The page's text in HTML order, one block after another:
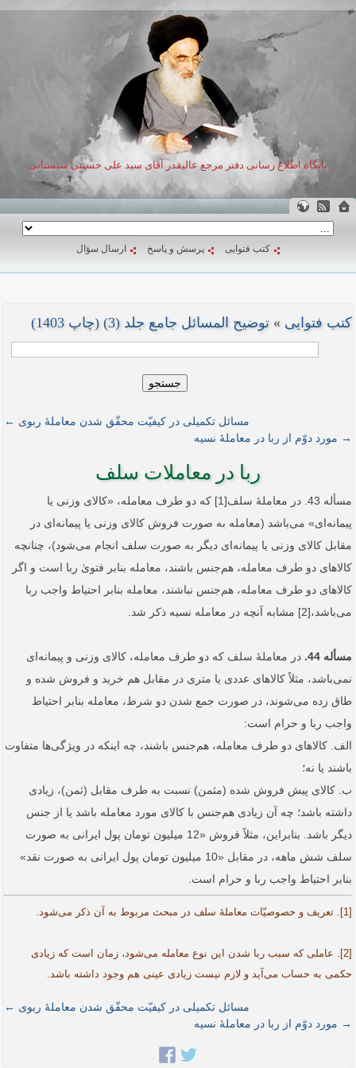
پایگاه اطلاع رسانی دفتر مرجع عالیقدر آقای سید علی حسینی سیستانی
کتب فتوایی پرسش و پاسخ ارسال سؤال
کتب فتوایی » توضیح المسائل جامع جلد (3) (چاپ 1403)
جستجو
مسائل تکمیلی در کیفیّت محقّق شدن معاملۀ ربوی ←
→ مورد دوّم از ربا در معاملۀ نسیه
ربا در معاملات سلف
مسأله 43. در معاملۀ سلف[1] که دو طرف معامله، «کالای وزنی یا
پیمانه‌ای» می‌باشد (معامله به صورت فروش کالای وزنی یا پیمانه‌ای در
مقابل کالای وزنی یا پیمانه‌ای دیگر به صورت سلف انجام می‌شود)، چنانچه
کالاهای دو طرف معامله، هم‌جنس باشند، معامله بنابر فتویٰ ربا است و اگر
کالاهای دو طرف معامله، هم‌جنس نباشند، معامله بنابر احتیاط واجب ربا
می‌باشد،[2] مشابه آنچه در معامله نسیه ذکر شد.
مسأله 44.
در معاملۀ سلف که دو طرف معامله، کالای وزنی و پیمانه‌ای
نمی‌باشد، مثلاً کالاهای عددی یا متری در مقابل هم خرید و فروش شده و
طاق زده می‌شوند، در صورت جمع شدن دو شرط، معامله بنابر احتیاط
واجب ربا و حرام است:
الف. کالاهای دو طرف معامله، هم‌جنس باشند، چه اینکه در ویژگی‌ها متفاوت
باشند یا نه؛
ب. کالای پیش فروش شده (مثمن) نسبت به طرف مقابل (ثمن)، زیادی
داشته باشد؛ چه آن زیادی هم‌جنس با کالای مورد معامله باشد یا از جنس
دیگر باشد. بنابراین، مثلاً فروش «12 میلیون تومان پول ایرانی به صورت
سلف شش ماهه، در مقابل «10 میلیون تومان پول ایرانی به صورت نقد»
بنابر احتیاط واجب ربا و حرام است.
[1]. تعریف و خصوصیّات معاملۀ سلف در مبحث مربوط به آن ذکر می‌شود.
[2]. عاملی که سبب ربا شدن این نوع معامله می‌شود، زمان است که زیادی
حکمی به حساب می‌آید و لازم نیست زیادی عینی هم وجود داشته باشد.
مسائل تکمیلی در کیفیّت محقّق شدن معاملۀ ربوی ←
→ مورد دوّم از ربا در معاملۀ نسیه